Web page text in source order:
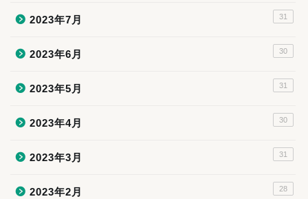
2023年7月 31
2023年6月 30
2023年5月 31
2023年4月 30
2023年3月 31
2023年2月 28